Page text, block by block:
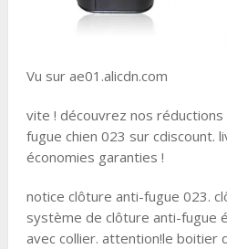
Vu sur ae01.alicdn.com
vite ! découvrez nos
fugue chien 023 sur cdiscount.
économies garanties !
notice clôture anti-fugue 023.
système de clôture anti-fugue
avec collier. attention!le boitier